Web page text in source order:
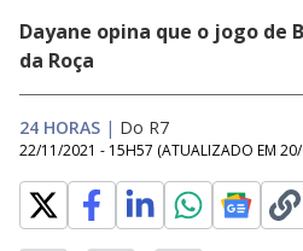
Dayane opina que o jogo de
da Roça
24 HORAS | Do R7
22/11/2021 - 15H57 (ATUALIZADO EM